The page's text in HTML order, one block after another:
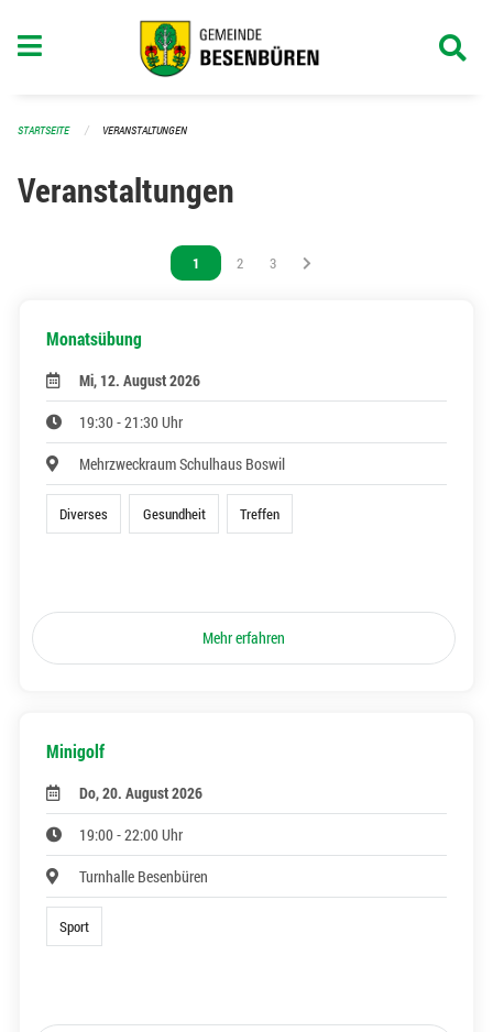
STARTSEITE VERANSTALTUNGEN
Veranstaltungen
Vous êtes sur la page
1 Vous êtes sur la page
2 Vous êtes sur la page
3
Monatsübung
Mi, 12. August 2026
19:30 - 21:30 Uhr
Mehrzweckraum Schulhaus Boswil
Diverses Gesundheit Treffen
Mehr erfahren
Minigolf
Do, 20. August 2026
19:00 - 22:00 Uhr
Turnhalle Besenbüren
Sport